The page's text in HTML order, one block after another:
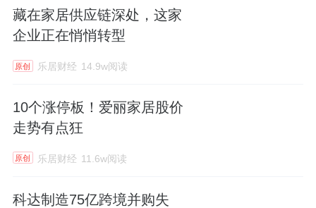
藏在家居供应链深处，这家
企业正在悄悄转型
原创 乐居财经 14.9w阅读
10个涨停板！爱丽家居股价
走势有点狂
原创 乐居财经 11.6w阅读
科达制造75亿跨境并购失